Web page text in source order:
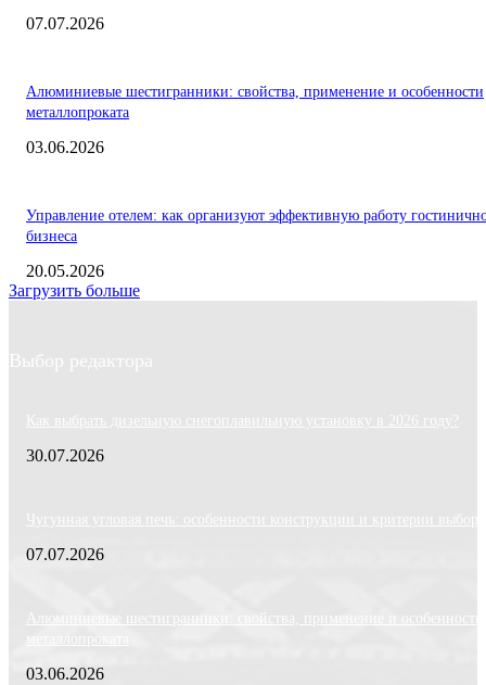
07.07.2026
Алюминиевые шестигранники: свойства, применение и особенности
металлопроката
03.06.2026
Управление отелем: как организуют эффективную работу
бизнеса
20.05.2026
Загрузить больше
Выбор редактора
Как выбрать дизельную снегоплавильную установку в 2026 году?
30.07.2026
Чугунная угловая печь: особенности конструкции и критерии выбора
07.07.2026
Алюминиевые шестигранники: свойства, применение и особенности
металлопроката
03.06.2026